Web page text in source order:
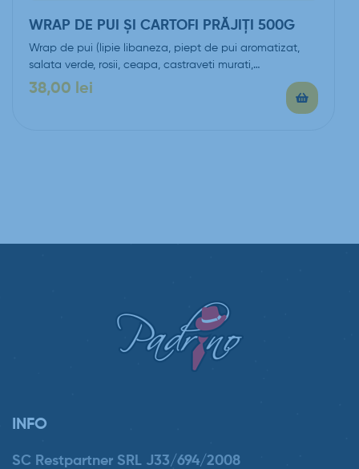
WRAP DE PUI ȘI CARTOFI PRĂJIȚI 500G
Wrap de pui (lipie libaneza, piept de pui aromatizat,
salata verde, rosii, ceapa, castraveti murati,…
38,00 lei
INFO
SC Restpartner SRL J33/694/2008